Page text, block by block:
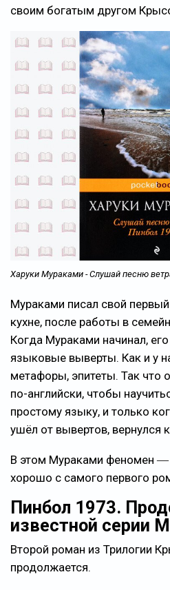
своим богатым другом
Харуки Мураками - Слушай песню
Мураками писал свой
кухне, после работы в
Когда Мураками начинал, его
языковые выверты. Как и у
метафоры, эпитеты. Так что
по-английски, чтобы
простому языку, и только
ушёл от вывертов, вернулся
В этом Мураками феномен ―
хорошо с самого первого
Пинбол 1973.
известной серии
Второй роман из Трилогии
продолжается.